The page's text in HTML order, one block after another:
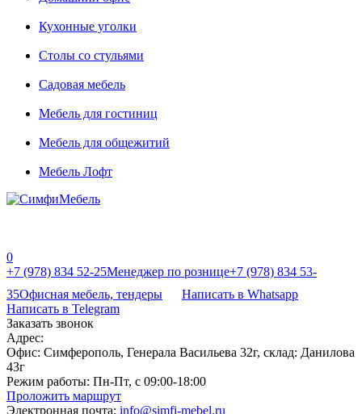
Кухонные уголки
Столы со стульями
Садовая мебель
Мебель для гостиниц
Мебель для общежитий
Мебель Лофт
0
+7 (978) 834 52-25Менеджер по рознице+7 (978) 834 53-
35Офисная мебель, тендеры
Написать в Whatsapp
Написать в Telegram
Заказать звонок
Адрес:
Офис: Симферополь, Генерала Васильева 32г, склад: Данилова
43г
Режим работы: Пн-Пт, с 09:00-18:00
Проложить маршрут
Электронная почта: info@simfi-mebel.ru